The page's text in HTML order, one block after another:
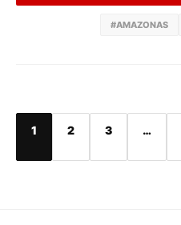
#AMAZONAS
1 2 3 …